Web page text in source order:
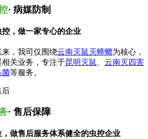
· 病媒防制
控，做一家专心的企业
来，我司仅围绕云南灭鼠灭蟑螂为核心，
相关业务，专注于昆明灭鼠
云南灭四害
菌等服务。
· 售后保障
，做售后服务体系健全的虫控企业